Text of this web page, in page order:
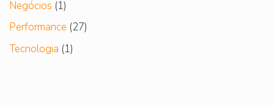
Negócios (1)
Performance (27)
Tecnologia (1)